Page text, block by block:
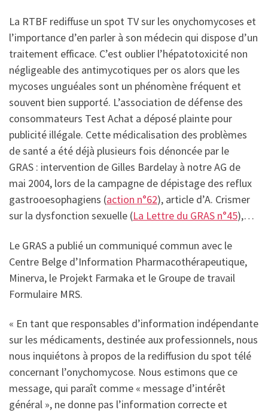
La RTBF rediffuse un spot TV sur les onychomycoses et
l’importance d’en parler à son médecin qui dispose d’un
traitement efficace. C’est oublier l’hépatotoxicité non
négligeable des antimycotiques per os alors que les
mycoses unguéales sont un phénomène fréquent et
souvent bien supporté. L’association de défense des
consommateurs Test Achat a déposé plainte pour
publicité illégale. Cette médicalisation des problèmes
de santé a été déjà plusieurs fois dénoncée par le
GRAS : intervention de Gilles Bardelay à notre AG de
mai 2004, lors de la campagne de dépistage des reflux
gastrooesophagiens (action n°62), article d’A. Crismer
sur la dysfonction sexuelle (La Lettre du GRAS n°45),…
Le GRAS a publié un communiqué commun avec le
Centre Belge d’Information Pharmacothérapeutique,
Minerva, le Projekt Farmaka et le Groupe de travail
Formulaire MRS.
« En tant que responsables d’information indépendante
sur les médicaments, destinée aux professionnels, nous
nous inquiétons à propos de la rediffusion du spot télé
concernant l’onychomycose. Nous estimons que ce
message, qui paraît comme « message d’intérêt
général », ne donne pas l’information correcte et